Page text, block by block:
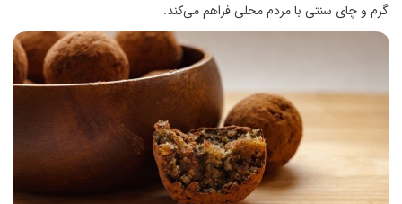
گرم و چای سنتی با مردم محلی فراهم می‌کند.